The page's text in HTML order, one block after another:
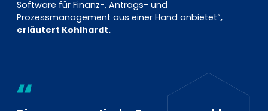
Software für Finanz-, Antrags- und
Prozessmanagement aus einer Hand anbietet“,
erläutert Kohlhardt.